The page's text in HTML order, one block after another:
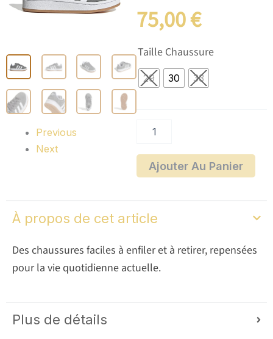
Previous
Next
75,00€de
prix :
70,00 €
75,00 €
Taille Chaussure
29 30 33
quantité
de
CAMPUS
00s
Ajouter Au Panier
À propos de cet article
Des chaussures faciles à enfiler et à retirer, repensées
pour la vie quotidienne actuelle.
Plus de détails